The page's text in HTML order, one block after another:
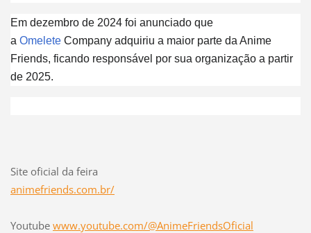
Em dezembro de 2024 foi anunciado que
a OmeleteCompany adquiriu a maior parte da Anime
Friends, ficando responsável por sua organização a partir
de 2025.
Site oficial da feira
animefriends.com.br/
Youtube www.youtube.com/@AnimeFriendsOficial